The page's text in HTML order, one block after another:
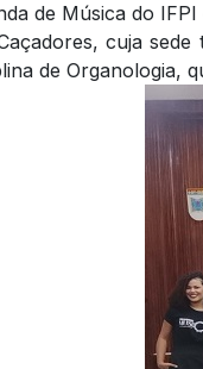
de Música do
cuja
de Organologia,